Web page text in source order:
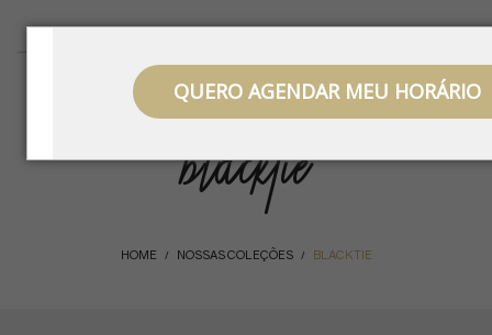
QUERO AGENDAR MEU HORÁRIO
blacktie
HOME / NOSSAS COLEÇÕES / BLACKTIE